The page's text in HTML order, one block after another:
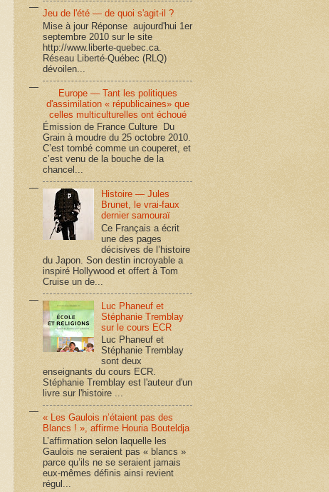
Jeu de l'été — de quoi s'agit-il ?
Mise à jour Réponse aujourd'hui 1er
septembre 2010 sur le site
http://www.liberte-quebec.ca.
Réseau Liberté-Québec (RLQ)
dévoilen...
Europe — Tant les politiques
d'assimilation « républicaines» que
celles multiculturelles ont échoué
Émission de France Culture Du
Grain à moudre du 25 octobre 2010.
C’est tombé comme un couperet, et
c’est venu de la bouche de la
chancel...
Histoire — Jules
Brunet, le vrai-faux
dernier samouraï
Ce Français a écrit
une des pages
décisives de l’histoire
du Japon. Son destin incroyable a
inspiré Hollywood et offert à Tom
Cruise un de...
Luc Phaneuf et
Stéphanie Tremblay
sur le cours ECR
Luc Phaneuf et
Stéphanie Tremblay
sont deux
enseignants du cours ECR.
Stéphanie Tremblay est l'auteur d'un
livre sur l'histoire ...
« Les Gaulois n’étaient pas des
Blancs ! », affirme Houria Bouteldja
L’affirmation selon laquelle les
Gaulois ne seraient pas « blancs »
parce qu’ils ne se seraient jamais
eux-mêmes définis ainsi revient
régul...